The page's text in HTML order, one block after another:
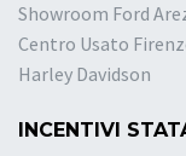
Showroom Ford
Centro Usato
Harley Davidson
INCENTIVI